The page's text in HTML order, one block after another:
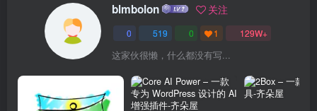
blmbolon 关注
0 519 0 1 129W+
这家伙很懒，什么都没有写...